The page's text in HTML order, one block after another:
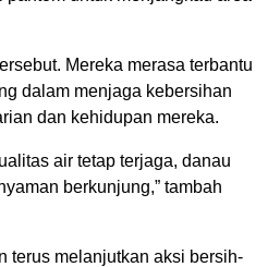
Mereka merasa terbantu
dalam menjaga kebersihan
dan kehidupan mereka.
air tetap terjaga, danau
berkunjung,” tambah
terus melanjutkan aksi bersih-